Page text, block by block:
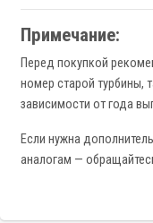
Примечание:
Перед покупкой
номер старой турбины,
зависимости от года
Если нужна
аналогам —